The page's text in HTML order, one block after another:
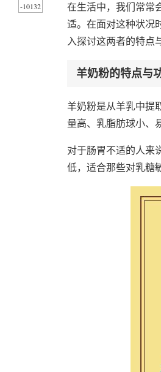
在生活中，我们常常
适。在面对这种状况
入探讨这两者的特点
羊奶粉的特点与
羊奶粉是从羊乳中提
量高、乳脂肪球小、
对于肠胃不适的人来
低，适合那些对乳糖
-10132